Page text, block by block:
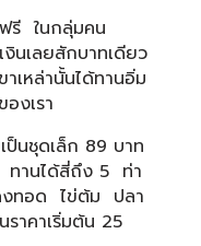
ในกลุ่มคน
เลยสักบาทเดียว
าเหล่านั้นได้ทานอิ่ม
งเรา
ชุดเล็ก 89 บาท
ทานได้สี่ถึง 5 ท่า
งทอด ไข่ต้ม ปลา
าคาเริ่มต้น 25